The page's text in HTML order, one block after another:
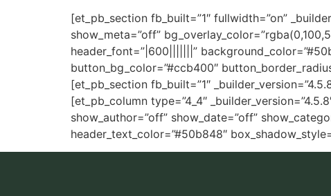
[et_pb_section fb_built=”1″ fullwidth=”on”
show_meta=”off”
header_font=”|600|||||||”
button_bg_color=”#ccb400″
[et_pb_section fb_built=”1″
[et_pb_column type=”4_4″
show_author=”off” show_date=”off”
header_text_color=”#50b848″